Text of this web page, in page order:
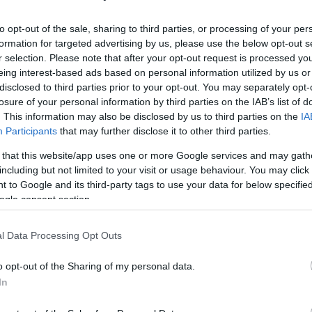
opt-out of the sale, sharing to third parties, or processing of your
for targeted advertising by us, please use the below opt-out
selection. Please note that after your opt-out request is processed
interest-based ads based on personal information utilized by us
to third parties prior to your opt-out. You may separately
of your personal information by third parties on the IAB’s list of
This information may also be disclosed by us to third parties on the
Participants that may further disclose it to other third parties.
that this website/app uses one or more Google services and may
but not limited to your visit or usage behaviour. You may
to Google and its third-party tags to use your data for below
consent section.
Data Processing Opt Outs
opt-out of the Sharing of my personal data.
Rilke John Mortonson temetése című művéből
Odüsszeiájának és Daniel Defoe A londoni
A történet egy különös sírásó és egy
engedve a múlt rejtélyeibe ugyanúgy,
találkozott a célfotó-technikával,
német rendező készített egy kísérleti
kamerával forgatott Résfilm
egy majdani játékfilmet előkészítsen, aRésfilma
és kisjátékfilmek fődíját nyerte.
hogy valamilyen technikával történetet
persze vannak hagyományai, de
Azzal már mások is kísérleteztek, hogy ez a
eredetileg arra tervezték és építették,
és ezzel egyértelműen megmutassa a
a sportban fél évszázaddal ezelőtt volt. "A
25 képkocka reprodukálja számunkra.